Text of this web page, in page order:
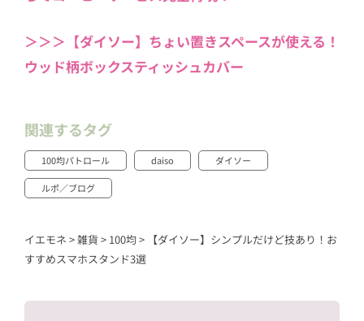
＞＞＞【ダイソー】ちょい置きスペースが使える！
ウッド柄ボックスティッシュカバー
関連するタグ
100均パトロール daiso ダイソー
ルポ／ブログ
イエモネ >雑貨 > 100均> 【ダイソー】シンプルだけど技あり！お
すすめスマホスタンド3選